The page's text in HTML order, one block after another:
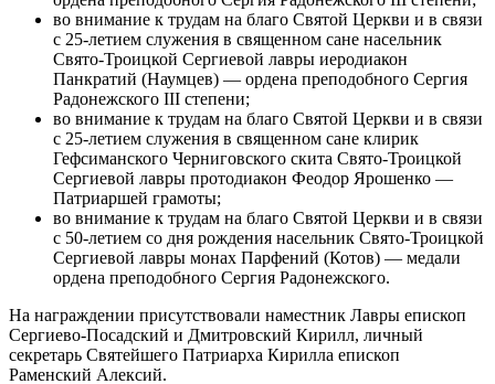
во внимание к трудам на благо Святой Церкви и в связи
с 25-летием служения в священном сане насельник
Свято-Троицкой Сергиевой лавры иеродиакон
Панкратий (Наумцев) — ордена преподобного Сергия
Радонежского III степени;
во внимание к трудам на благо Святой Церкви и в связи
с 25-летием служения в священном сане клирик
Гефсиманского Черниговского скита Свято-Троицкой
Сергиевой лавры протодиакон Феодор Ярошенко —
Патриаршей грамоты;
во внимание к трудам на благо Святой Церкви и в связи
с 50-летием со дня рождения насельник Свято-Троицкой
Сергиевой лавры монах Парфений (Котов) — медали
ордена преподобного Сергия Радонежского.
На награждении присутствовали наместник Лавры епископ
Сергиево-Посадский и Дмитровский Кирилл, личный
секретарь Святейшего Патриарха Кирилла епископ
Раменский Алексий.